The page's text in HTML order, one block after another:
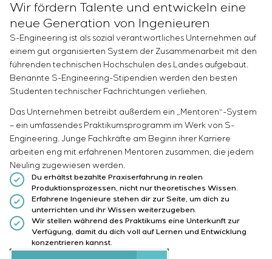
Wir fördern Talente und entwickeln eine
neue Generation von Ingenieuren
S-Engineering ist als sozial verantwortliches Unternehmen auf
einem gut organisierten System der Zusammenarbeit mit den
führenden technischen Hochschulen des Landes aufgebaut.
Benannte S-Engineering-Stipendien werden den besten
Studenten technischer Fachrichtungen verliehen.
Das Unternehmen betreibt außerdem ein „Mentoren“-System
– ein umfassendes Praktikumsprogramm im Werk von S-
Engineering. Junge Fachkräfte am Beginn ihrer Karriere
arbeiten eng mit erfahrenen Mentoren zusammen, die jedem
Neuling zugewiesen werden.
Du erhältst bezahlte Praxiserfahrung in realen
Produktionsprozessen, nicht nur theoretisches Wissen.
Erfahrene Ingenieure stehen dir zur Seite, um dich zu
unterrichten und ihr Wissen weiterzugeben.
Wir stellen während des Praktikums eine Unterkunft zur
Verfügung, damit du dich voll auf Lernen und Entwicklung
konzentrieren kannst.